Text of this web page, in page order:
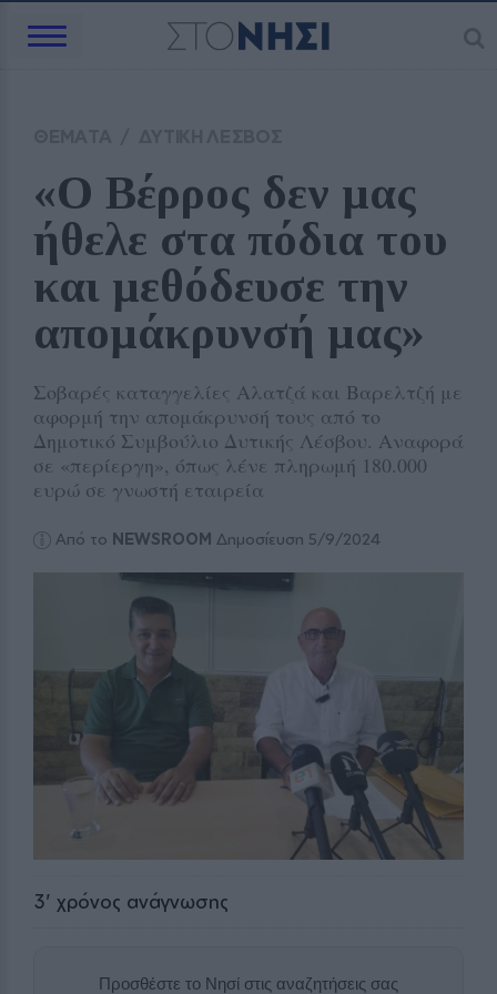
«Ο Βέρρος δεν μας
ήθελε στα πόδια του
και μεθόδευσε την
απομάκρυνσή μας»
Σοβαρές καταγγελίες Αλατζά και Βαρελτζή με
αφορμή την απομάκρυνσή τους από το
Δημοτικό Συμβούλιο Δυτικής Λέσβου. Αναφορά
σε «περίεργη», όπως λένε πληρωμή 180.000
ευρώ σε γνωστή εταιρεία
Από το NEWSROOM Δημοσίευση 5/9/2024
3' χρόνος ανάγνωσης
Προσθέστε το Νησί στις αναζητήσεις σας